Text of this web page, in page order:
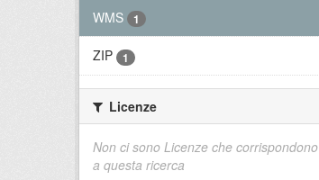
WMS
1
ZIP 1
Licenze
Non ci sono Licenze che corrispondono
a questa ricerca